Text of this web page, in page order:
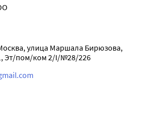
с первого же применения
насыщение кожи питательными
ее быстрому
лёгкая нежирная текстура,
бесцветная
морской коллаген: белок,
и здоровье эпидермиса.
улица Маршала Бирюзова,
Эт/пом/ком 2/I/№28/226